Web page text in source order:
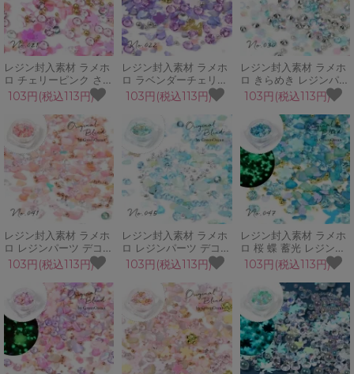
レジン封入素材 ラメホ
ロ チェリーピンク さく
ら 桜 サクラ レジンパ
ーツ デコパーツ お粉
ネイルパーツ シェイカ
ーモールド
GreenOceanオリジナ
ルブレンド♪
103円(税込113円)
レジン封入素材 ラメホ
ロ ラベンダーチェリー
さくら 桜 蝶 レジンパ
ーツ デコパーツ お粉
ネイルパーツ シェイカ
ーモールド
GreenOceanオリジナ
ルブレンド♪
103円(税込113円)
レジン封入素材 ラメホ
ロ きらめき レジンパー
ツ デコパーツ ビジュー
お粉 ネイルパーツ シェ
イカーモールド
GreenOceanオリジナ
ルブレンド♪
103円(税込113円)
レジン封入素材 ラメホ
ロ レジンパーツ デコパ
ーツ ビジュー お粉 蓄
光 蝶 バタフライ 花 ピ
ーチ・メルバ シェイカ
ーモールド
GreenOceanオリジナ
ルブレンド♪
103円(税込113円)
レジン封入素材 ラメホ
ロ レジンパーツ デコパ
ーツ ビジュー スターマ
リン 海 イルカ 夏 蓄光
ネイル シェイカーモー
ルド GreenOceanオリ
ジナルブレンド♪
103円(税込113円)
レジン封入素材 ラメホ
ロ 桜 蝶 蓄光 レジンパ
ーツ デコパーツ ビジュ
ー ヒーリングブルー お
粉 ネイル シェイカーモ
ールド GreenOceanオ
リジナルブレンド♪
103円(税込113円)